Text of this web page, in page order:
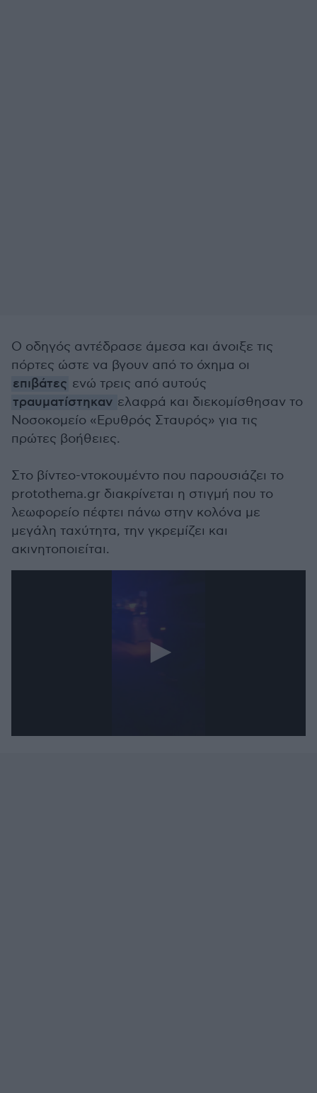
Ο οδηγός αντέδρασε άμεσα και άνοιξε τις
πόρτες ώστε να βγουν από το όχημα οι
επιβάτες ενώ τρεις από αυτούς
τραυματίστηκαν ελαφρά και διεκομίσθησαν το
Νοσοκομείο «Ερυθρός Σταυρός» για τις
πρώτες βοήθειες.
Στο βίντεο-ντοκουμέντο που παρουσιάζει το
protothema.gr διακρίνεται η στιγμή που το
λεωφορείο πέφτει πάνω στην κολόνα με
μεγάλη ταχύτητα, την γκρεμίζει και
ακινητοποιείται.